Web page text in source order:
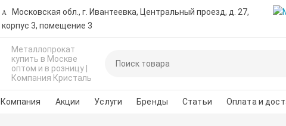
Московская обл., г. Ивантеевка, Центральный проезд, д. 27,
корпус 3, помещение 3
Металлопрокат
купить в Москве
оптом и в розницу |
Компания Кристаль
Компания Акции Услуги Бренды Статьи Оплата и